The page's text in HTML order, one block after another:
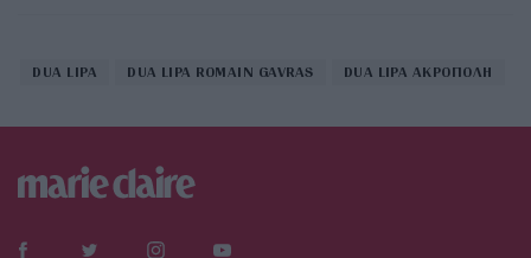
DUA LIPA DUA LIPA ROMAIN GAVRAS DUA LIPA ΑΚΡΟΠΟΛΗ